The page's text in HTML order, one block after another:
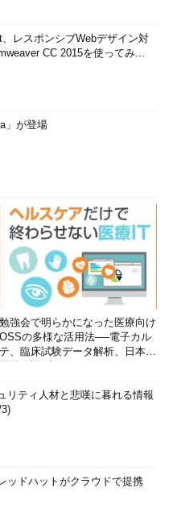
レスポンシブWebデザイン対
CC 2015を使ってみ...
」が登場
勉強会で明らかになった医療向け
OSSの多様な活用法──電子カル
テ、臨床試験データ解析、日本語
リティ人材と悲嘆に暮れる情報
ッドハットがクラウドで提携